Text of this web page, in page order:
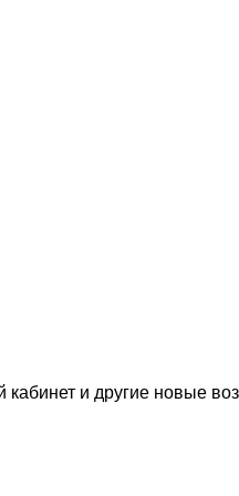
кабинет и другие новые